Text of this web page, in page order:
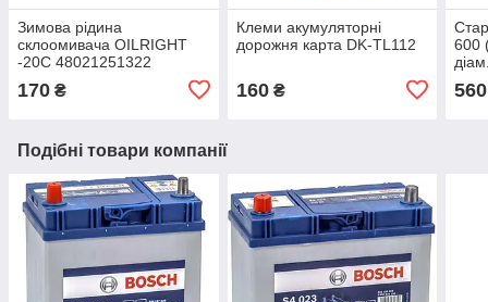
Зимова рідина
склоомивача OILRIGHT
-20C 48021251322
170 ₴
Клеми акумуляторні
дорожня карта DK-TL112
160₴
600
560
Подібні товари компанії